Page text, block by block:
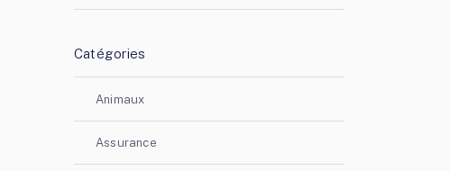
Catégories
Animaux
Assurance